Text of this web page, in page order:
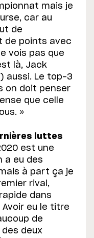
mais je
car au
de
de points avec
vois pas que
là, Jack
aussi. Le top-3
on doit penser
que celle
»
luttes
est une
a eu des
à part ça je
rival,
dans
eu le titre
de
deux